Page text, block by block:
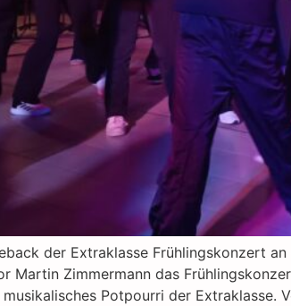
der Extraklasse Frühlingskonzert
Martin Zimmermann das
Potpourri der Extraklasse.